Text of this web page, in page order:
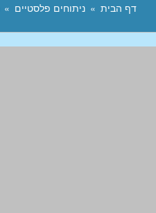
דף הבית ניתוחים פלסטיים